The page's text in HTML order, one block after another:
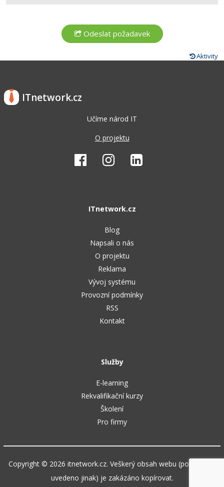
Aktivity
ITnetwork.cz
Učíme národ IT
O projektu
ITnetwork.cz
Blog
Napsali o nás
O projektu
Reklama
Vývoj systému
Provozní podmínky
RSS
Kontakt
Služby
E-learning
Rekvalifikační kurzy
Školení
Pro firmy
Copyright © 2026 itnetwork.cz. Veškerý obsah webu (pokud není
uvedeno jinak) je zakázáno kopírovat.